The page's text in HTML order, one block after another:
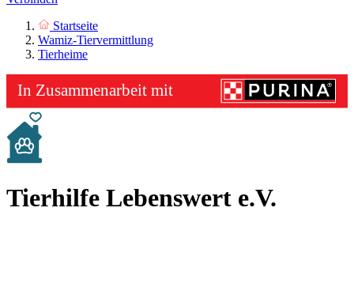
Startseite
Wamiz-Tiervermittlung
Tierheime
Tierhilfe Lebenswert e.V.